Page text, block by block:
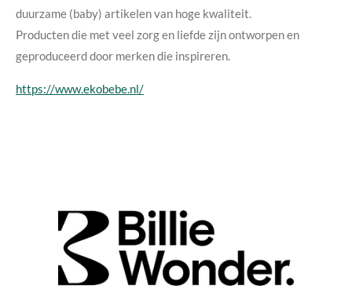
duurzame (baby) artikelen van hoge kwaliteit.
Producten die met veel zorg en liefde zijn ontworpen en
geproduceerd door merken die inspireren.
https://www.ekobebe.nl/